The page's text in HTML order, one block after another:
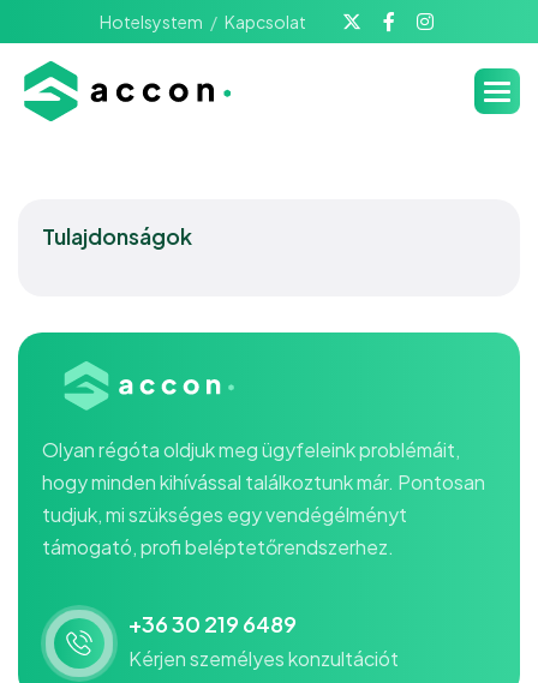
Hotelsystem Kapcsolat
Tulajdonságok
Olyan régóta oldjuk meg ügyfeleink problémáit,
hogy minden kihívással találkoztunk már. Pontosan
tudjuk, mi szükséges egy vendégélményt
támogató, profi beléptetőrendszerhez.
+36 30 219 6489
Kérjen személyes konzultációt